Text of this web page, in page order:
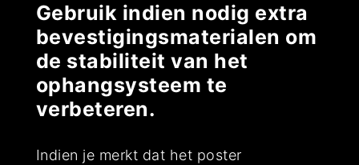
Gebruik indien nodig extra
bevestigingsmaterialen om
de stabiliteit van het
ophangsysteem te
verbeteren.
Indien je merkt dat het poster